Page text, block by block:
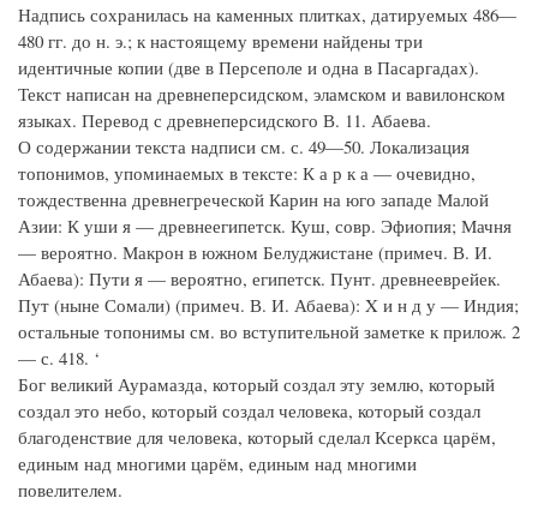
Надпись сохранилась на каменных плитках, датируемых 486—
480 гг. до н. э.; к настоящему времени найдены три
идентичные копии (две в Персеполе и одна в Пасаргадах).
Текст написан на древнеперсидском, эламском и вавилонском
языках. Перевод с древнеперсидского В. 11. Абаева.
О содержании текста надписи см. с. 49—50. Локализация
топонимов, упоминаемых в тексте: К а р к а — очевидно,
тождественна древнегреческой Карин на юго западе Малой
Азии: К уши я — древнеегипетск. Куш, совр. Эфиопия; Мачня
— вероятно. Макрон в южном Белуджистане (примеч. В. И.
Абаева): Пути я — вероятно, египетск. Пунт. древнееврейек.
Пут (ныне Сомали) (примеч. В. И. Абаева): X и н д у — Индия;
остальные топонимы см. во вступительной заметке к прилож. 2
— с. 418. ‘
Бог великий Аурамазда, который создал эту землю, который
создал это небо, который создал человека, который создал
благоденствие для человека, который сделал Ксеркса царём,
единым над многими царём, единым над многими
повелителем.